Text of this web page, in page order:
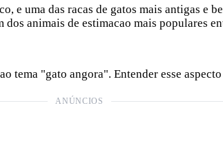
uma das racas de gatos mais antigas e
animais de estimacao mais populares
tema "gato angora". Entender esse
ANÚNCIOS